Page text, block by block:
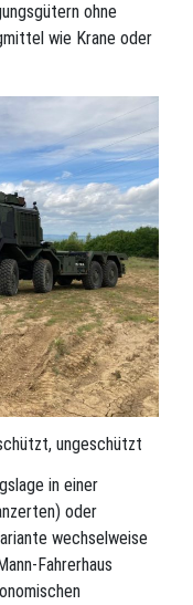
ohne
wie Krane oder
ungeschützt
in einer
oder
wechselweise
Fahrerhaus